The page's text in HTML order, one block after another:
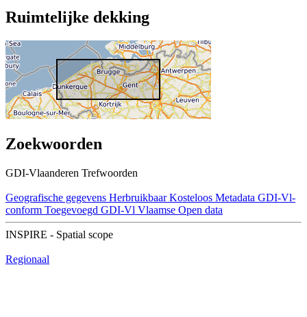
Ruimtelijke dekking
Zoekwoorden
GDI-Vlaanderen Trefwoorden
Geografische gegevens Herbruikbaar Kosteloos Metadata GDI-Vl-
conform Toegevoegd GDI-Vl Vlaamse Open data
INSPIRE - Spatial scope
Regionaal